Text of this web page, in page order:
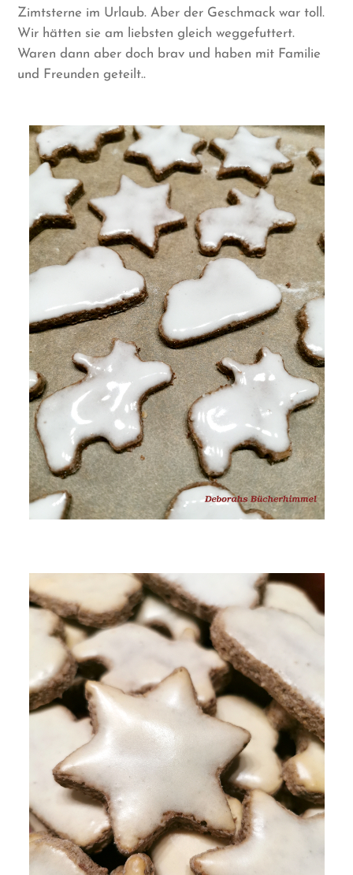
Zimtsterne im Urlaub. Aber der Geschmack war toll.
Wir hätten sie am liebsten gleich weggefuttert.
Waren dann aber doch brav und haben mit Familie
und Freunden geteilt..